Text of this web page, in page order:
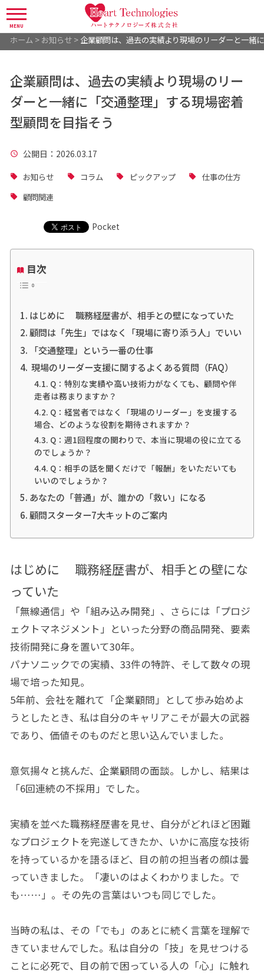
MENU
ホーム > お知らせ> 企業顧問は、過去の実績より現場のリーダーと一緒
企業顧問は、過去の実績より現場のリー
ダーと一緒に「交通整理」する現場密着
型顧問を目指そう
公開日 ：2026.03.17
お知らせ コラム ピックアップ
仕事の仕方
顧問関連
Pocket
目次
はじめに 職務経歴書が、相手との壁になっていた
顧問は「先生」ではなく「現場に寄り添う人」でいい
「交通整理」という一番の仕事
現場のリーダー支援に関するよくある質問（FAQ）
Q：特別な実績や高い技術力がなくても、顧問や伴
走者は務まりますか？
Q：経営者ではなく「現場のリーダー」を支援する
場合、どのような役割を期待されますか？
Q：週1回程度の関わりで、本当に現場の役に立てる
のでしょうか？
Q：相手の話を聞くだけで「報酬」をいただいても
いいのでしょうか？
あなたの「普通」が、誰かの「救い」になる
顧問スターター7大キットのご案内
はじめに 職務経歴書が、相手との壁にな
っていた
「無線通信」や「組み込み開発」、さらには「プロジ
ェクトマネジメント」といった分野の商品開発、要素
技術開発に身を置いて30年。
パナソニックでの実績、33件の特許、そして数々の現
場で培った知見。
5年前、会社を離れて「企業顧問」として歩み始めよ
うとしたとき、私は自分のキャリアこそが最大の武器
であり、価値そのものだと思い込んでいました。
意気揚々と挑んだ、企業顧問の面談。しかし、結果は
「6回連続の不採用」でした。
実績を並べた職務経歴書を見せ、自分がどれほど困難
なプロジェクトを完遂してきたか、いかに高度な技術
を持っているかを語るほど、目の前の担当者の顔は曇
っていきました。「凄いのはよくわかりました。で
も……」。その先の言葉はいつも同じでした。
当時の私は、その「でも」のあとに続く言葉を理解で
きていませんでした。私は自分の「技」を見せつける
ことに必死で、目の前で困っている人の「心」に触れ